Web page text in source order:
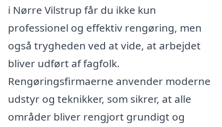
i Nørre Vilstrup får du ikke kun
professionel og effektiv rengøring, men
også trygheden ved at vide, at arbejdet
bliver udført af fagfolk.
Rengøringsfirmaerne anvender moderne
udstyr og teknikker, som sikrer, at alle
områder bliver rengjort grundigt og